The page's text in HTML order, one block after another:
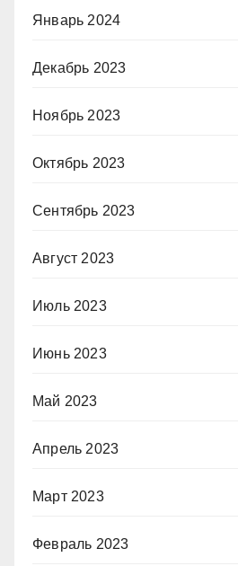
Январь 2024
Декабрь 2023
Ноябрь 2023
Октябрь 2023
Сентябрь 2023
Август 2023
Июль 2023
Июнь 2023
Май 2023
Апрель 2023
Март 2023
Февраль 2023